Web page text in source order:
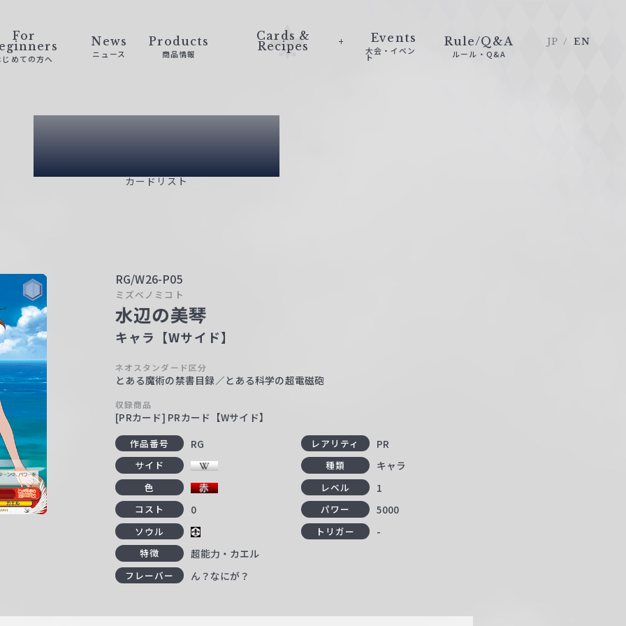
For
じめての方へ
News
ニュース
Products
商品情報
Cards &
Recipes
Events
大会・イベン
ト
Rule/Q&A
ルール・Q&A
JP EN
Card List
カードリスト
RG/W26-P05
ミズベノミコト
水辺の美琴
キャラ【Wサイド】
ネオスタンダード区分
とある魔術の禁書目録／とある科学の超電磁砲
収録商品
[PRカード] PRカード【Wサイド】
作品番号 RG レアリティ PR
サイド 種類 キャラ
色 レベル 1
コスト 0 パワー 5000
ソウル トリガー -
特徴 超能力・カエル
フレーバー ん？なにが？